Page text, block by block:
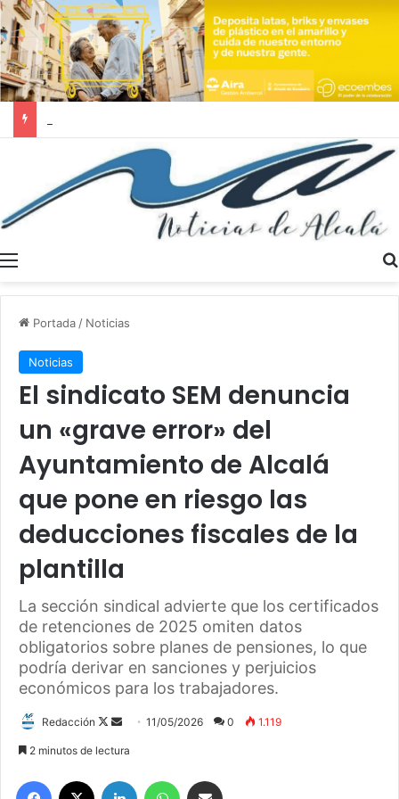
Portada / Noticias
Noticias
El sindicato SEM denuncia
un «grave error» del
Ayuntamiento de Alcalá
que pone en riesgo las
deducciones fiscales de la
plantilla
La sección sindical advierte que los certificados
de retenciones de 2025 omiten datos
obligatorios sobre planes de pensiones, lo que
podría derivar en sanciones y perjuicios
económicos para los trabajadores.
Redacción
F
l d
11/05/2026 0 1.119
2 minutos de lectura